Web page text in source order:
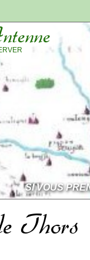
SI VOUS
Thors